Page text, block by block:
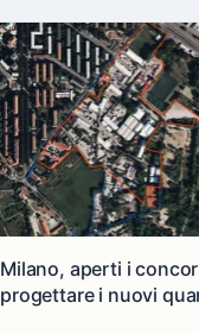
Milano, aperti i
progettare i nuovi